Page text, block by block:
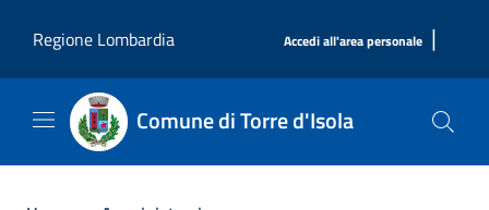
Regione Lombardia
Accedi all'area personale |
Comune di Torre d'Isola